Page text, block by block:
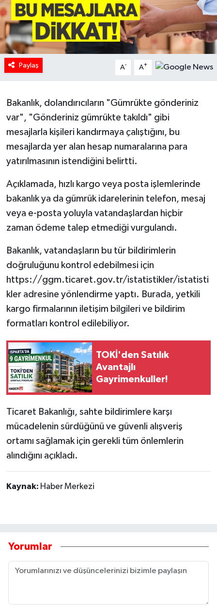
Paylaş A- A+
Bakanlık, dolandırıcıların "Gümrükte gönderiniz
var", "Gönderiniz gümrükte takıldı" gibi
mesajlarla kişileri kandırmaya çalıştığını, bu
mesajlarda yer alan hesap numaralarına para
yatırılmasının istendiğini belirtti.
Açıklamada, hızlı kargo veya posta işlemlerinde
bakanlık ya da gümrük idarelerinin telefon, mesaj
veya e-posta yoluyla vatandaşlardan hiçbir
zaman ödeme talep etmediği vurgulandı.
Bakanlık, vatandaşların bu tür bildirimlerin
doğruluğunu kontrol edebilmesi için
https://ggm.ticaret.gov.tr/istatistikler/istatisti
kler adresine yönlendirme yaptı. Burada, yetkili
kargo firmalarının iletişim bilgileri ve bildirim
formatları kontrol edilebiliyor.
TOKİ'den Satılık
Avantajlı
Gayrimenkuller!
Ticaret Bakanlığı, sahte bildirimlere karşı
mücadelenin sürdüğünü ve güvenli alışveriş
ortamı sağlamak için gerekli tüm önlemlerin
alındığını açıkladı.
Kaynak: Haber Merkezi
Yorumlar
KÜLTÜR SANAT
MAGAZİN
Oyun
SAĞLIK
Spor
Tarihi Yapılarımız
Teknoloji
Yerel
İletişim
Künye